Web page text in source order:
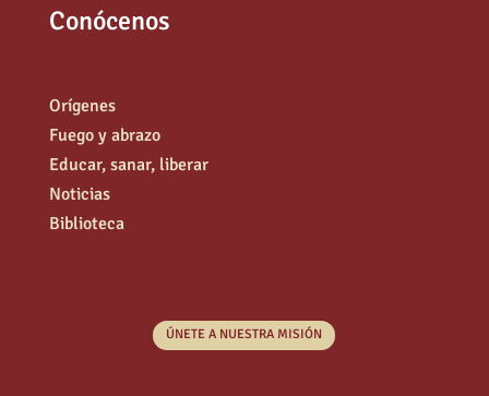
Conócenos
Orígenes
Fuego y abrazo
Educar, sanar, liberar
Noticias
Biblioteca
ÚNETE A NUESTRA MISIÓN